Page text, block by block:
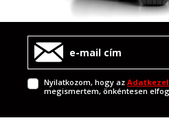
Nyilatkozom, hogy az
megismertem, önkéntesen